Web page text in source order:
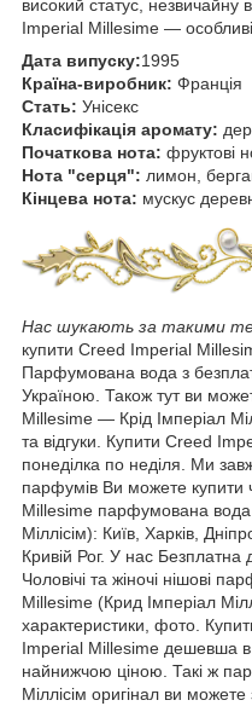
високий статус, незвичайну
Imperial Millesime —
Дата випуску:1995
Країна-виробник: Франція
Стать: Унісекс
Класифікація аромату:
Початкова нота: фруктові
Нота "серця": лимон,
Кінцева нота: мускус
Нас шукають за такими
купити Creed Imperial
Парфумована вода з
Україною. Також тут ви
Millesime ― Крід Імперіал
та відгуки. Купити Creed
понеділка по неділя. Ми
парфумів Ви можете купити
Millesime парфумована
Міллісім): Київ, Харків,
Кривій Рог. У нас Безплатна
Чоловічі та жіночі нішові
Millesime (Крид Імперіал
характеристики, фото.
Imperial Millesime дешевша в
найнижчою ціною. Такі ж
Міллісім оригінал ви